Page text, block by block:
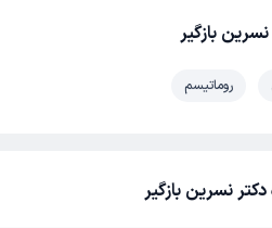
بازگیر
روماتیسم
نسرین بازگیر